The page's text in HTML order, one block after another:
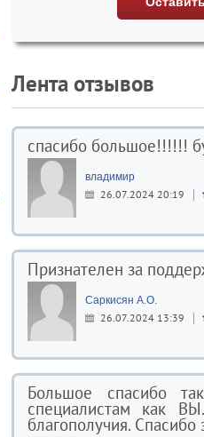
Лента отзывов
спасибо большое!!!!!!
владимир
26.07.2024 20:19
Признателен за
Саркисян А.О.
26.07.2024 13:39
Большое спасибо
специалистам как
благополучия.